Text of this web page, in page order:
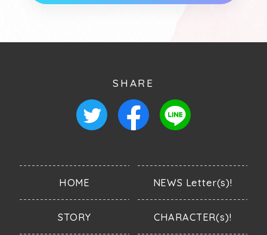
SHARE
HOME NEWS Letter(s)!
STORY CHARACTER(s)!